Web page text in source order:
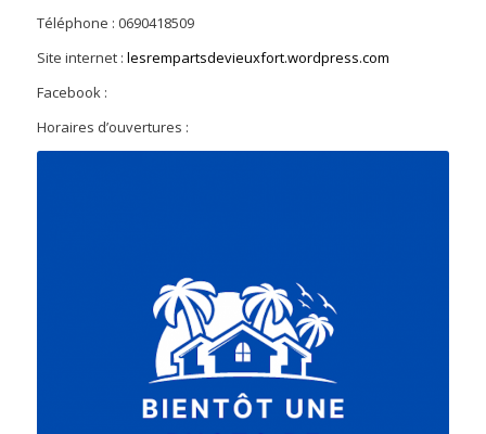
Téléphone : 0690418509
Site internet : lesrempartsdevieuxfort.wordpress.com
Facebook :
Horaires d’ouvertures :